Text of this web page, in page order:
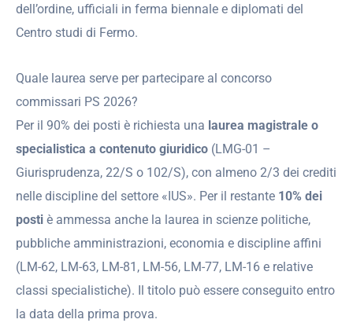
dell’ordine, ufficiali in ferma biennale e diplomati del
Centro studi di Fermo.
Quale laurea serve per partecipare al concorso
commissari PS 2026?
Per il 90% dei posti è richiesta una laurea magistrale o
specialistica a contenuto giuridico (LMG-01 –
Giurisprudenza, 22/S o 102/S), con almeno 2/3 dei crediti
nelle discipline del settore «IUS». Per il restante 10% dei
posti è ammessa anche la laurea in scienze politiche,
pubbliche amministrazioni, economia e discipline affini
(LM-62, LM-63, LM-81, LM-56, LM-77, LM-16 e relative
classi specialistiche). Il titolo può essere conseguito entro
la data della prima prova.